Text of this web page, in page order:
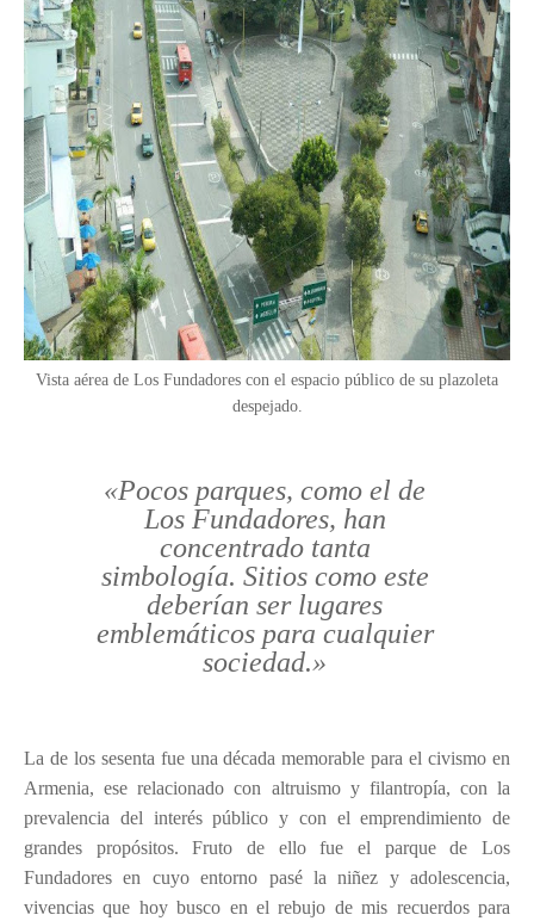
Vista aérea de Los Fundadores con el espacio público de su plazoleta
despejado.
«Pocos parques, como el de
Los Fundadores, han
concentrado tanta
simbología. Sitios como este
deberían ser lugares
emblemáticos para cualquier
sociedad.»
La de los sesenta fue una década memorable para el civismo en
Armenia, ese relacionado con altruismo y filantropía, con la
prevalencia del interés público y con el emprendimiento de
grandes propósitos. Fruto de ello fue el parque de Los
Fundadores en cuyo entorno pasé la niñez y adolescencia,
vivencias que hoy busco en el rebujo de mis recuerdos para